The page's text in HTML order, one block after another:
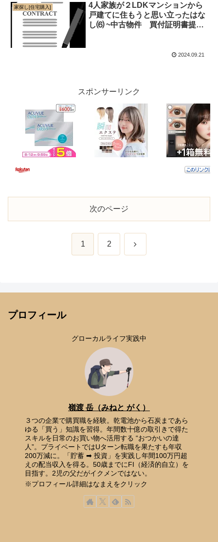
家探し[住宅購入]
4人家族が２LDKマンションから
戸建てに住もうと思い立ったはな
し⑹ ~中古物件 買付証明書提
2024.09.21
スポンサーリンク
次のページ
1 2 次
プロフィール
グローカルライフ実践中
嶺渡 岳（みねと がく）
３つの企業で購買職を経験。乾電池から石炭まであら
ゆる「買う」知識を習得。年間数十億の取引きで得た
スキルを日常のお買い物へ活用する “おつかいの達
人”。プライベートではUターン転職を果たすも年収
200万減に。「貯蓄 ➡ 投資」を実践し年間100万円超
えの配当収入を得る。50歳までにFI（経済的自立）を
目指す。2児の父だがイクメンではない。
※プロフィール詳細はなまえをクリック